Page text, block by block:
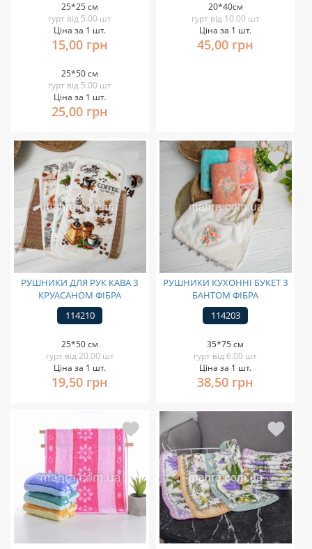
25*25 см
гурт від 5.00 шт
Ціна за 1 шт.
15,00 грн
25*50 см
гурт від 5.00 шт
Ціна за 1 шт.
25,00 грн
20*40см
гурт від 10.00 шт
Ціна за 1 шт.
45,00 грн
РУШНИКИ ДЛЯ РУК КАВА З
КРУАСАНОМ ФІБРА
114210
25*50 см
гурт від 20.00 шт
Ціна за 1 шт.
19,50 грн
РУШНИКИ КУХОННІ БУКЕТ З
БАНТОМ ФІБРА
114203
35*75 см
гурт від 6.00 шт
Ціна за 1 шт.
38,50 грн